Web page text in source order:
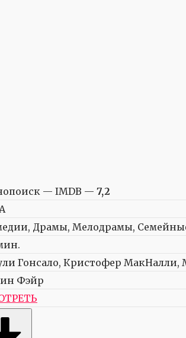
— IMDB — 7,2
Драмы, Мелодрамы,
Гонсало, Кристофер МакНалли,
Фэйр